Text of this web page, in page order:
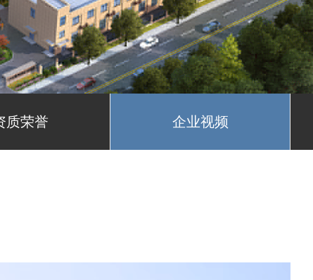
质荣誉 企业视频